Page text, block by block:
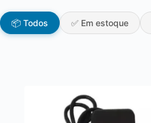
📦 Todos ✅ Em estoque